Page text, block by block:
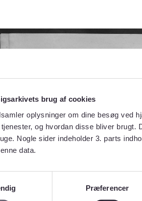
brug af cookies
oplysninger om dine besøg ved
og hvordan disse bliver
Nogle sider indeholder 3. parts
data.
Præferencer